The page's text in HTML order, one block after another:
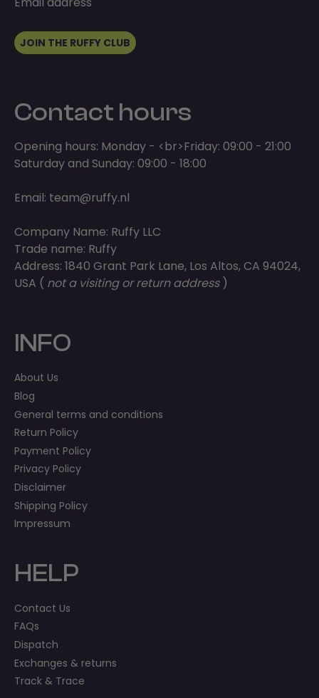
JOIN THE RUFFY CLUB
Contact hours
Opening hours: Monday - <br>Friday: 09:00 - 21:00
Saturday and Sunday: 09:00 - 18:00
Email: team@ruffy.nl
Company Name: Ruffy LLC
Trade name: Ruffy
Address: 1840 Grant Park Lane, Los Altos, CA 94024,
USA ( not a visiting or return address)
INFO
About Us
Blog
General terms and conditions
Return Policy
Payment Policy
Privacy Policy
Disclaimer
Shipping Policy
Impressum
HELP
Contact Us
FAQs
Dispatch
Exchanges & returns
Track & Trace